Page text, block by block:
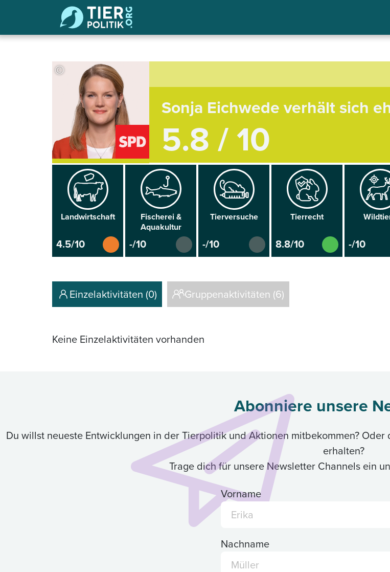
©
Sonja Eichwede verhält sich
5.8 / 10
Land­wirtschaft
4.5/10
Fischerei &
Aqua­kultur
-/10
Tier­versuche
-/10
Tier­recht
8.8/10 -/10
Einzelaktivitäten (0) Gruppenaktivitäten (6)
Keine Einzelaktivitäten vorhanden
Abonniere unsere
Du willst neueste Entwicklungen in der Tierpolitik und Aktionen mitbekommen?
erhalten?
Trage dich für unsere Newsletter Channels ein
Vorname
Nachname